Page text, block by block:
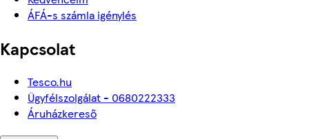
ÁFÁ-s számla igénylés
Kapcsolat
Tesco.hu
Ügyfélszolgálat - 0680222333
Áruházkereső